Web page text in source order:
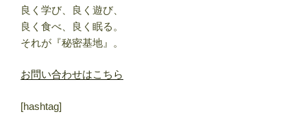
良く学び、良く遊び、
良く食べ、良く眠る。
それが『秘密基地』。
お問い合わせはこちら
[hashtag]